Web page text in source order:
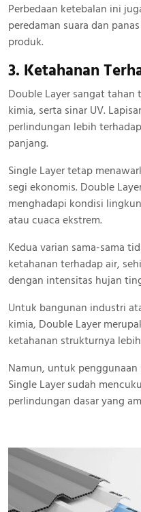
Perbedaan ketebalan ini
peredaman suara dan
produk.
3. Ketahanan
Double Layer sangat tahan
kimia, serta sinar UV.
perlindungan lebih
panjang.
Single Layer tetap
segi ekonomis. Double
menghadapi kondisi
atau cuaca ekstrem.
Kedua varian sama-sama
ketahanan terhadap air,
dengan intensitas hujan
Untuk bangunan industri
kimia, Double Layer
ketahanan strukturnya
Namun, untuk
Single Layer sudah
perlindungan dasar yang